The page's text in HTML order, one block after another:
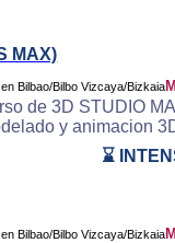
MAX)
de 3D STUDIO
y animacion
⌛